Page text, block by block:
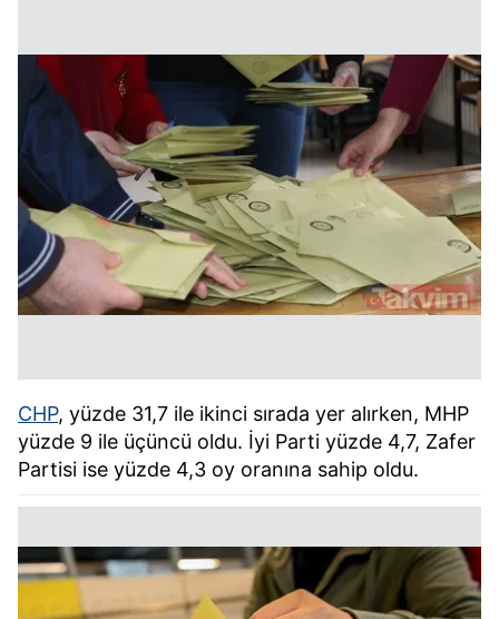
CHP, yüzde 31,7 ile ikinci sırada yer alırken, MHP
yüzde 9 ile üçüncü oldu. İyi Parti yüzde 4,7, Zafer
Partisi ise yüzde 4,3 oy oranına sahip oldu.